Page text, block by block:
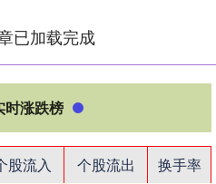
已加载完成
时涨跌榜
股流入 个股流出
换手率